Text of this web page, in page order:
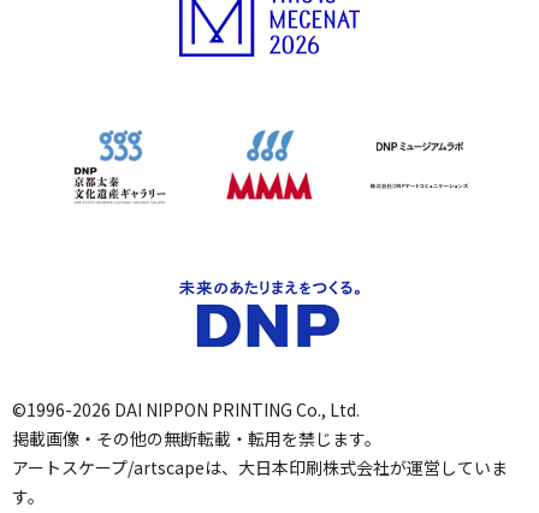
©1996-2026 DAI NIPPON PRINTING Co., Ltd.
掲載画像・その他の無断転載・転用を禁じます。
アートスケープ/artscapeは、大日本印刷株式会社が運営していま
す。